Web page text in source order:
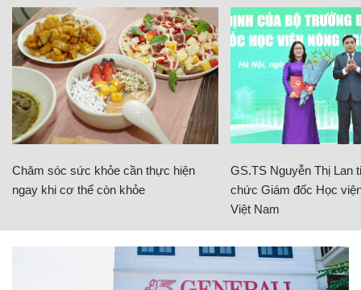
Chăm sóc sức khỏe cần thực hiện
ngay khi cơ thể còn khỏe
GS.TS Nguyễn Thị Lan
chức Giám đốc Học
Việt Nam